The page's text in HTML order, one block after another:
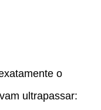
o
ultrapassar: